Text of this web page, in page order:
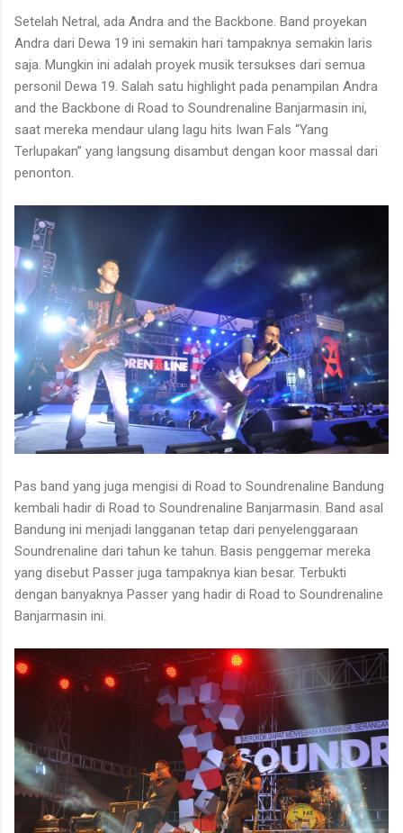
Setelah Netral, ada Andra and the Backbone. Band proyekan
Andra dari Dewa 19 ini semakin hari tampaknya semakin laris
saja. Mungkin ini adalah proyek musik tersukses dari semua
personil Dewa 19. Salah satu highlight pada penampilan Andra
and the Backbone di Road to Soundrenaline Banjarmasin ini,
saat mereka mendaur ulang lagu hits Iwan Fals “Yang
Terlupakan” yang langsung disambut dengan koor massal dari
penonton.
Pas band yang juga mengisi di Road to Soundrenaline Bandung
kembali hadir di Road to Soundrenaline Banjarmasin. Band asal
Bandung ini menjadi langganan tetap dari penyelenggaraan
Soundrenaline dari tahun ke tahun. Basis penggemar mereka
yang disebut Passer juga tampaknya kian besar. Terbukti
dengan banyaknya Passer yang hadir di Road to Soundrenaline
Banjarmasin ini.